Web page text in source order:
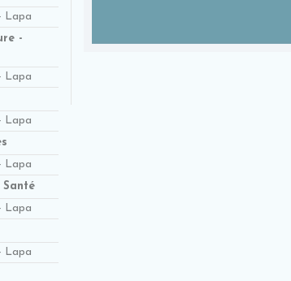
Lapa
-
Lapa
Lapa
Lapa
Santé
Lapa
Lapa